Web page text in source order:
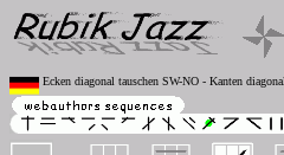
Ecken diagonal tauschen SW-NO - Kanten